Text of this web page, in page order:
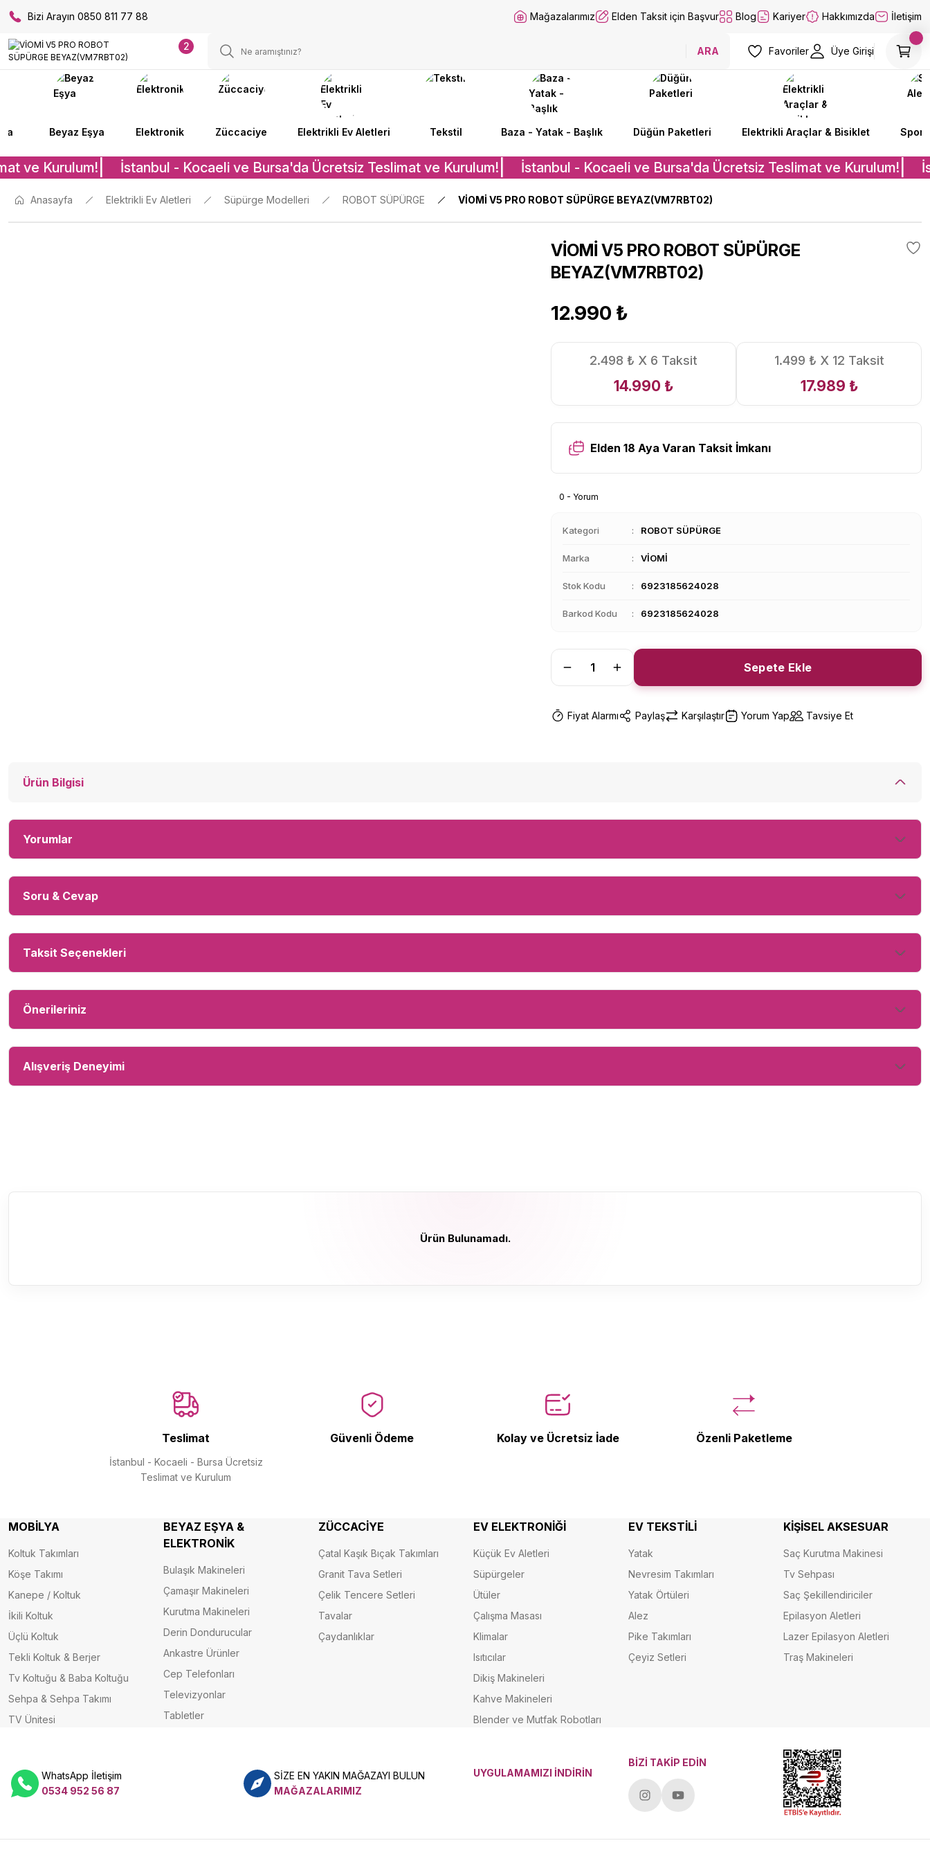
Bizi Arayın 0850 811 77 88 Mağazalarımız Elden Taksit için Başvur Blog Kariyer Hakkımızda İletişim
2 ARA Favoriler Üye Girişi
Beyaz Eşya Elektronik Züccaciye Elektrikli Ev Aletleri Tekstil Baza - Yatak - Başlık Düğün Paketleri Elektrikli Araçlar & Bisiklet Spor
ve Kurulum! İstanbul - Kocaeli ve Bursa'da Ücretsiz Teslimat ve Kurulum! İstanbul - Kocaeli ve Bursa'da Ücretsiz Teslimat ve Kurulum!
Anasayfa Elektrikli Ev Aletleri Süpürge Modelleri ROBOT SÜPÜRGE VİOMİ V5 PRO ROBOT SÜPÜRGE BEYAZ(VM7RBT02)
VİOMİ V5 PRO ROBOT SÜPÜRGE
BEYAZ(VM7RBT02)
12.990 ₺
2.498 ₺ X 6 Taksit
14.990 ₺
1.499 ₺ X 12 Taksit
17.989 ₺
Elden 18 Aya Varan Taksit İmkanı
0 - Yorum
Kategori ROBOT SÜPÜRGE
Marka VİOMİ
Stok Kodu 6923185624028
Barkod Kodu 6923185624028
Sepete Ekle
Fiyat Alarmı Paylaş Karşılaştır Yorum Yap Tavsiye Et
Ürün Bilgisi
Yorumlar
Soru & Cevap
Taksit Seçenekleri
Önerileriniz
Alışveriş Deneyimi
Ürün Bulunamadı.
Teslimat
İstanbul - Kocaeli - Bursa Ücretsiz
Teslimat ve Kurulum
Güvenli Ödeme Kolay ve Ücretsiz İade Özenli Paketleme
MOBİLYA
Koltuk Takımları
Köşe Takımı
Kanepe / Koltuk
İkili Koltuk
Üçlü Koltuk
Tekli Koltuk & Berjer
Tv Koltuğu & Baba Koltuğu
Sehpa & Sehpa Takımı
TV Ünitesi
BEYAZ EŞYA &
ELEKTRONİK
Bulaşık Makineleri
Çamaşır Makineleri
Kurutma Makineleri
Derin Dondurucular
Ankastre Ürünler
Cep Telefonları
Televizyonlar
Tabletler
ZÜCCACİYE
Çatal Kaşık Bıçak Takımları
Granit Tava Setleri
Çelik Tencere Setleri
Tavalar
Çaydanlıklar
EV ELEKTRONİĞİ
Küçük Ev Aletleri
Süpürgeler
Ütüler
Çalışma Masası
Klimalar
Isıtıcılar
Dikiş Makineleri
Kahve Makineleri
Blender ve Mutfak Robotları
EV TEKSTİLİ
Yatak
Nevresim Takımları
Yatak Örtüleri
Alez
Pike Takımları
Çeyiz Setleri
KİŞİSEL AKSESUAR
Saç Kurutma Makinesi
Tv Sehpası
Saç Şekillendiriciler
Epilasyon Aletleri
Lazer Epilasyon Aletleri
Traş Makineleri
WhatsApp İletişim
0534 952 56 87
SİZE EN YAKIN MAĞAZAYI BULUN
MAĞAZALARIMIZ
UYGULAMAMIZI İNDİRİN
BİZİ TAKİP EDİN